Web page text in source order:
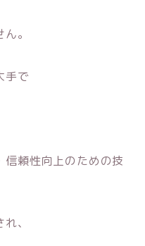
。
手で
信頼性向上のための技
、